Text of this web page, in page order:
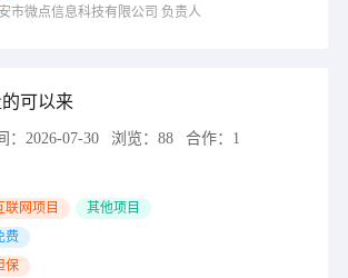
市微点信息科技有限公司 负责人
可以来
： 2026-07-30 浏览： 88 合作： 1
联网项目 其他项目
费
保